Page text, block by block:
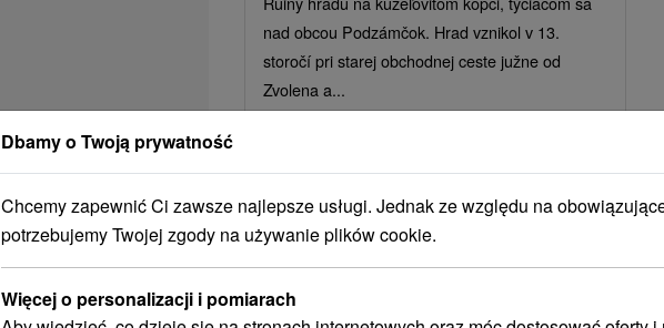
nad obcou Podzámčok. Hrad vznikol v 13.
storočí pri starej obchodnej ceste južne od
Zvolena a...
Ak plánujete navštíviť tieto
Dbamy o Twoją prywatność
Chcemy zapewnić Ci zawsze najlepsze usługi. Jednak ze względu na
potrzebujemy Twojej zgody na używanie plików cookie.
Więcej o personalizacji i pomiarach